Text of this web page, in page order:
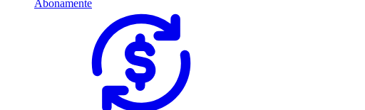
Abonamente